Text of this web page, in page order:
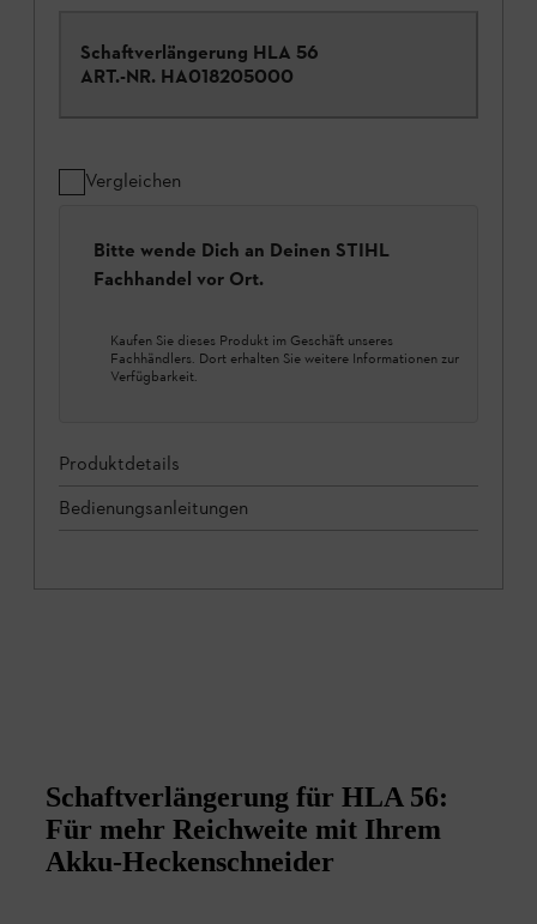
Schaftverlängerung HLA 56
ART.-NR. HA018205000
Vergleichen
Bitte wende Dich an Deinen STIHL
Fachhandel vor Ort.
Kaufen Sie dieses Produkt im Geschäft unseres
Fachhändlers. Dort erhalten Sie weitere Informationen zur
Verfügbarkeit.
Produktdetails
Bedienungsanleitungen
Schaftverlängerung für HLA 56:
Für mehr Reichweite mit Ihrem
Akku-Heckenschneider